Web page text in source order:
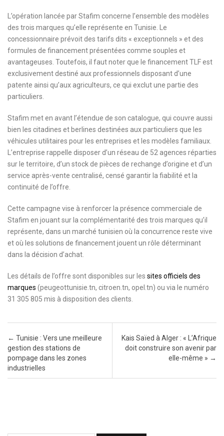
L’opération lancée par Stafim concerne l’ensemble des modèles
des trois marques qu’elle représente en Tunisie. Le
concessionnaire prévoit des tarifs dits « exceptionnels » et des
formules de financement présentées comme souples et
avantageuses. Toutefois, il faut noter que le financement TLF est
exclusivement destiné aux professionnels disposant d’une
patente ainsi qu’aux agriculteurs, ce qui exclut une partie des
particuliers.
Stafim met en avant l’étendue de son catalogue, qui couvre aussi
bien les citadines et berlines destinées aux particuliers que les
véhicules utilitaires pour les entreprises et les modèles familiaux.
L’entreprise rappelle disposer d’un réseau de 52 agences réparties
sur le territoire, d’un stock de pièces de rechange d’origine et d’un
service après-vente centralisé, censé garantir la fiabilité et la
continuité de l’offre.
Cette campagne vise à renforcer la présence commerciale de
Stafim en jouant sur la complémentarité des trois marques qu’il
représente, dans un marché tunisien où la concurrence reste vive
et où les solutions de financement jouent un rôle déterminant
dans la décision d’achat.
Les détails de l’offre sont disponibles sur les sites officiels des
marques (peugeottunisie.tn, citroen.tn, opel.tn) ou via le numéro
31 305 805 mis à disposition des clients.
Post navigation
← Tunisie : Vers une meilleure
gestion des stations de
pompage dans les zones
industrielles
Kais Saïed à Alger : « L’Afrique
doit construire son avenir par
elle-même » →